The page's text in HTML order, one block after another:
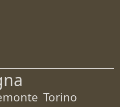
Torino